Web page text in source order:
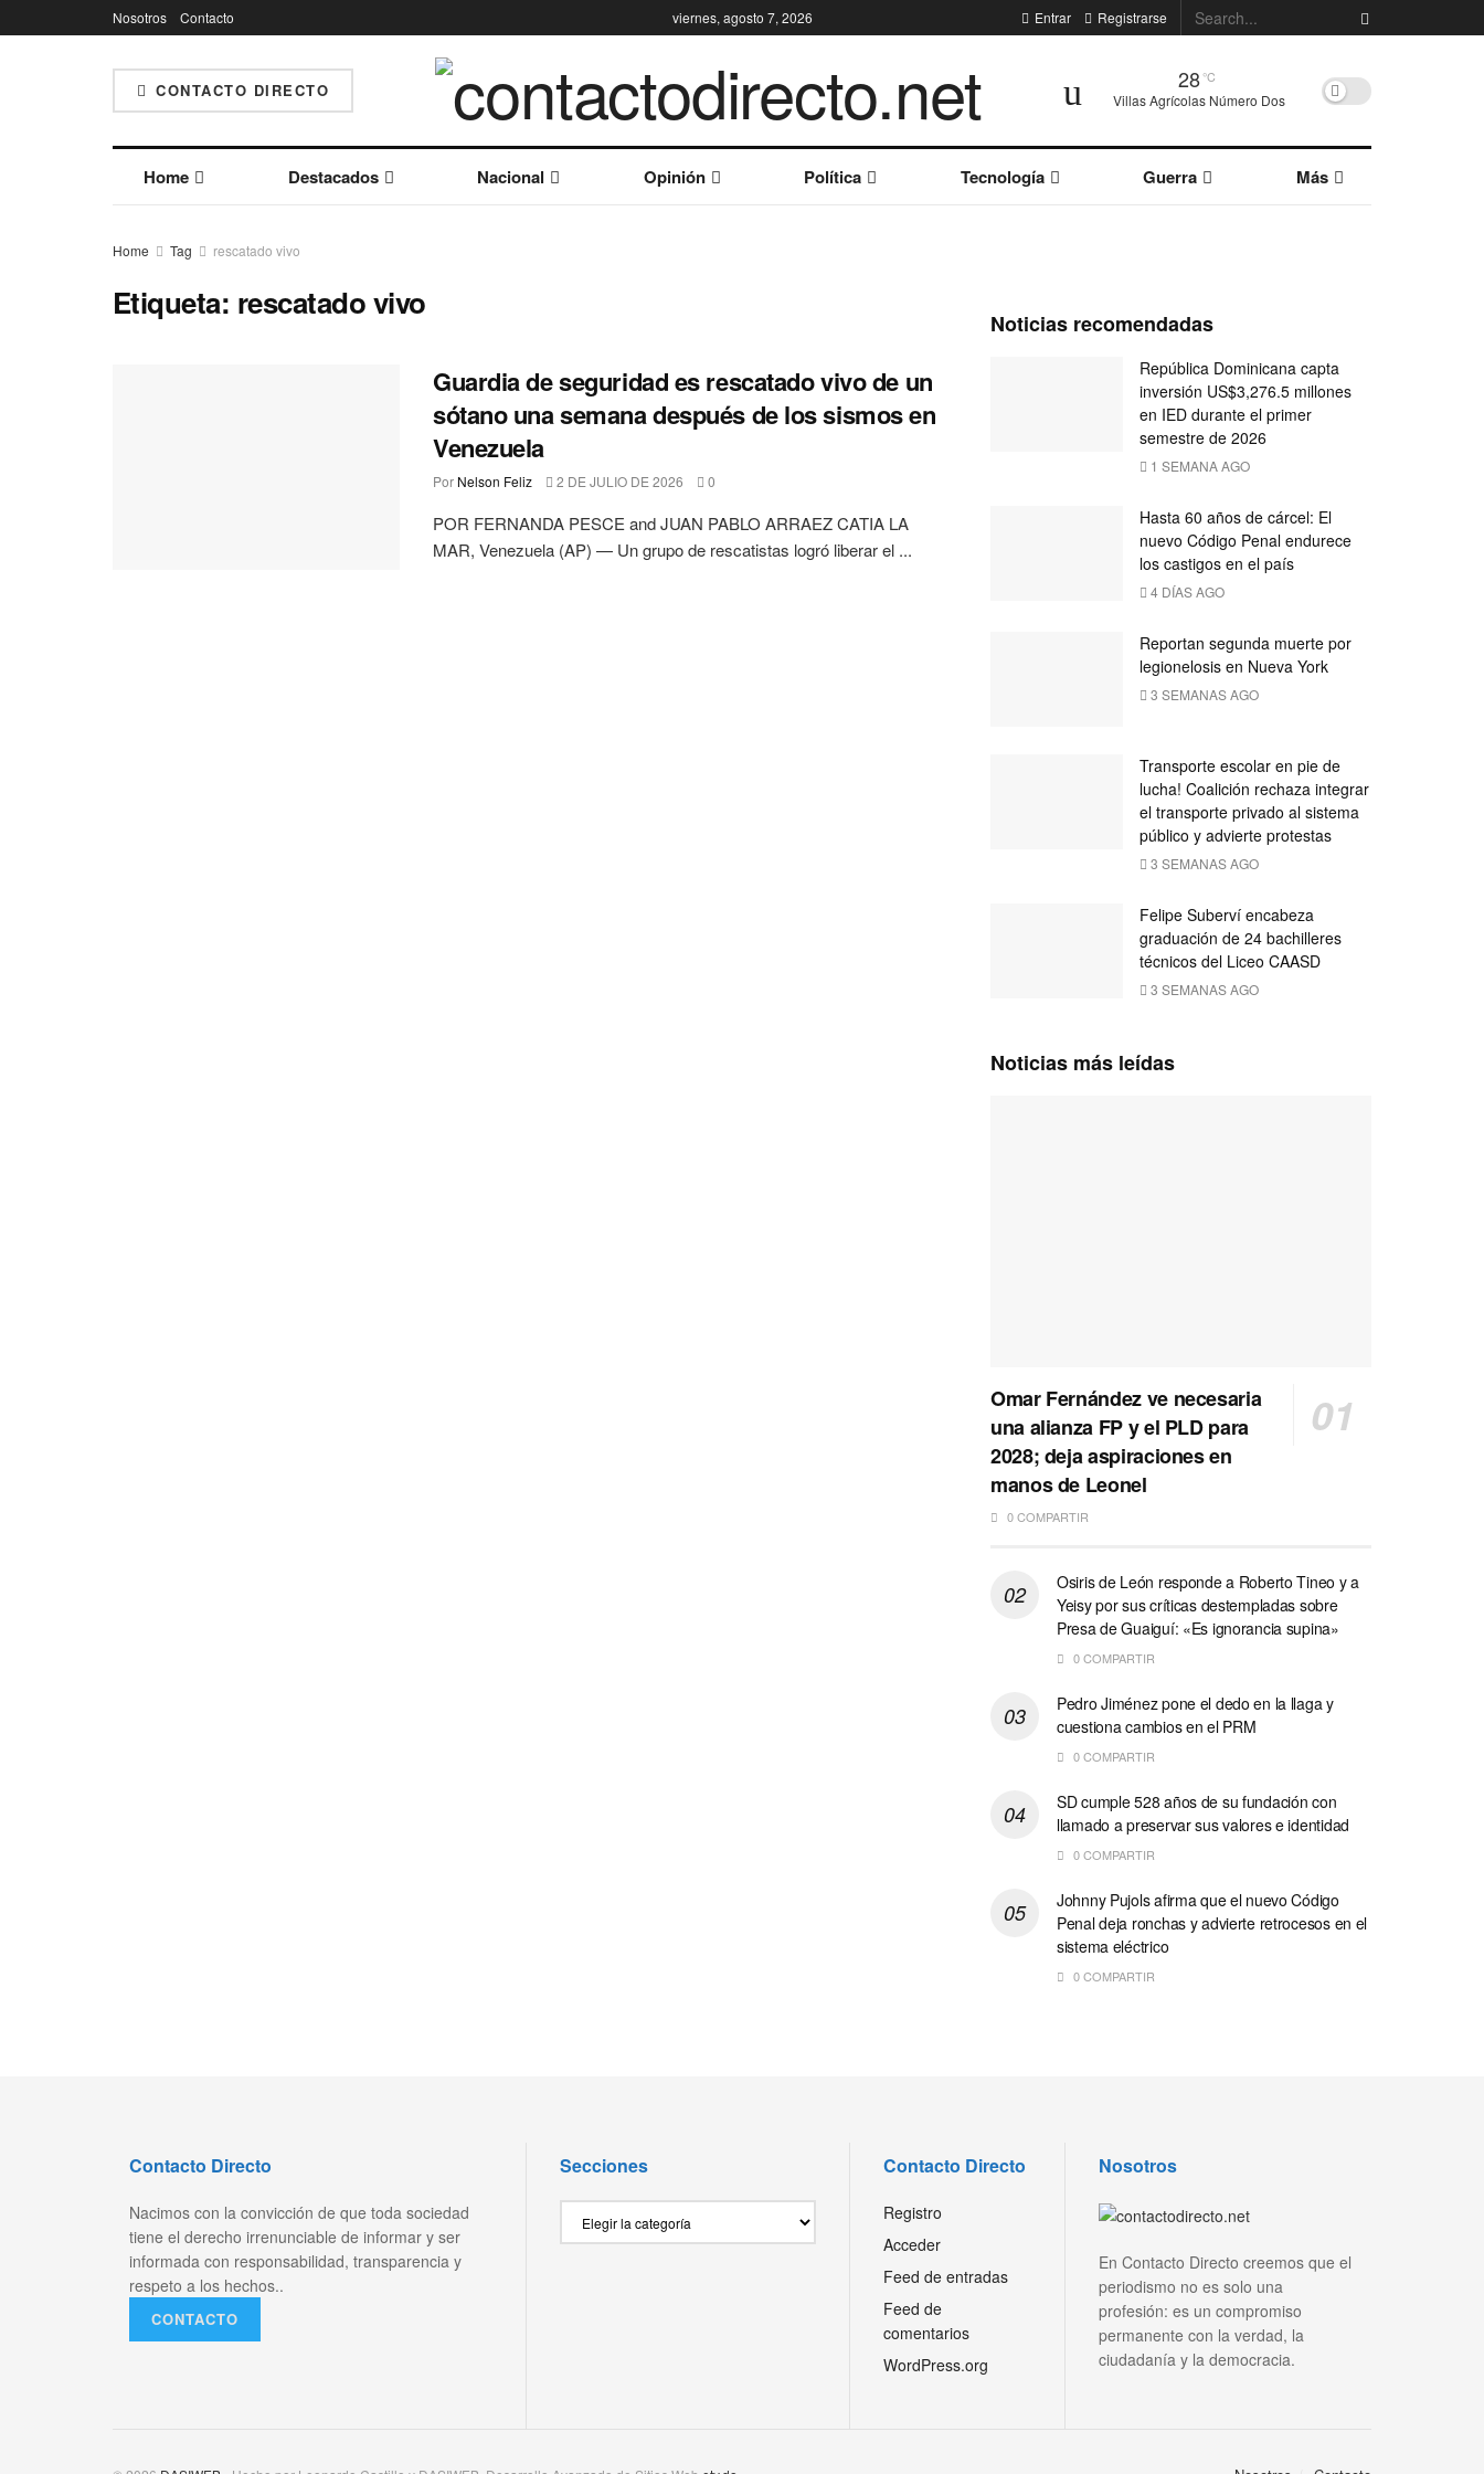
Nosotros Contacto viernes, agosto 7, 2026 Entrar Registrarse
CONTACTO DIRECTO 28°C
Villas Agrícolas Número Dos
Home Destacados Nacional Opinión Política Tecnología Guerra Más
Home Tag rescatado vivo
Etiqueta: rescatado vivo
Guardia de seguridad es rescatado vivo de un
sótano una semana después de los sismos en
Venezuela
Por Nelson Feliz 2 DE JULIO DE 2026 0
POR FERNANDA PESCE and JUAN PABLO ARRAEZ CATIA LA
MAR, Venezuela (AP) — Un grupo de rescatistas logró liberar el ...
Noticias recomendadas
República Dominicana capta
inversión US$3,276.5 millones
en IED durante el primer
semestre de 2026
1 SEMANA AGO
Hasta 60 años de cárcel: El
nuevo Código Penal endurece
los castigos en el país
4 DÍAS AGO
Reportan segunda muerte por
legionelosis en Nueva York
3 SEMANAS AGO
Transporte escolar en pie de
lucha! Coalición rechaza integrar
el transporte privado al sistema
público y advierte protestas
3 SEMANAS AGO
Felipe Suberví encabeza
graduación de 24 bachilleres
técnicos del Liceo CAASD
3 SEMANAS AGO
Noticias más leídas
Omar Fernández ve necesaria
una alianza FP y el PLD para
2028; deja aspiraciones en
manos de Leonel
0 COMPARTIR
Osiris de León responde a Roberto Tineo y a
Yeisy por sus críticas destempladas sobre
Presa de Guaiguí: «Es ignorancia supina»
0 COMPARTIR
Pedro Jiménez pone el dedo en la llaga y
cuestiona cambios en el PRM
0 COMPARTIR
SD cumple 528 años de su fundación con
llamado a preservar sus valores e identidad
0 COMPARTIR
Johnny Pujols afirma que el nuevo Código
Penal deja ronchas y advierte retrocesos en el
sistema eléctrico
0 COMPARTIR
Contacto Directo
Nacimos con la convicción de que toda sociedad
tiene el derecho irrenunciable de informar y ser
informada con responsabilidad, transparencia y
respeto a los hechos..
CONTACTO
Secciones Contacto Directo
Registro
Acceder
Feed de entradas
Feed de
comentarios
WordPress.org
Nosotros
En Contacto Directo creemos que el
periodismo no es solo una
profesión: es un compromiso
permanente con la verdad, la
ciudadanía y la democracia.